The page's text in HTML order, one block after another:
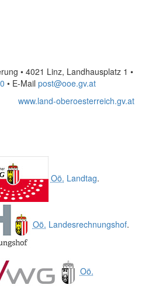
• 4021 Linz, Landhausplatz 1 •
• E-Mail post@ooe.gv.at
www.land-oberoesterreich.gv.at
Oö. Landtag.
Oö. Landesrechnungshof.
Oö.